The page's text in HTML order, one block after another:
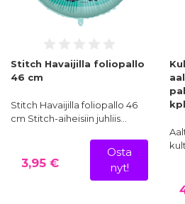
Stitch Havaijilla foliopallo
46 cm
Stitch Havaijilla foliopallo 46
cm Stitch-aiheisiin juhliis…
3,95 €
Osta
nyt!
kpl